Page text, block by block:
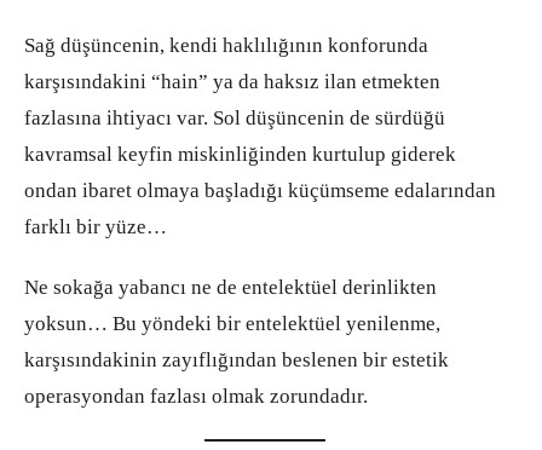
Sağ düşüncenin, kendi haklılığının konforunda
karşısındakini “hain” ya da haksız ilan etmekten
fazlasına ihtiyacı var. Sol düşüncenin de sürdüğü
kavramsal keyfin miskinliğinden kurtulup giderek
ondan ibaret olmaya başladığı küçümseme edalarından
farklı bir yüze…
Ne sokağa yabancı ne de entelektüel derinlikten
yoksun… Bu yöndeki bir entelektüel yenilenme,
karşısındakinin zayıflığından beslenen bir estetik
operasyondan fazlası olmak zorundadır.